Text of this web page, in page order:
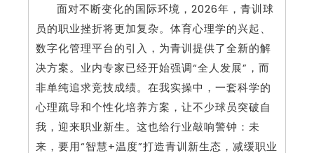
面对不断变化的国际环境，2026年，青训球
员的职业挫折将更加复杂。体育心理学的兴起、
数字化管理平台的引入，为青训提供了全新的解
决方案。业内专家已经开始强调“全人发展”，而
非单纯追求竞技成绩。在我实操中，一套科学的
心理疏导和个性化培养方案，让不少球员突破自
我，迎来职业新生。这也给行业敲响警钟：未
来，要用“智慧+温度”打造青训新生态，减缓职业